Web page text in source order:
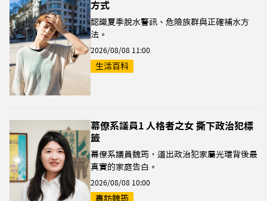
方式
認識夏季脫水警訊、危險族群與正確補水方
法。
2026/08/08 11:00
生活百科
幕僚系議員1 人格者之女 撕下政治犯標
籤
幕僚系議員魏筠，道出政治犯家屬光環背後最
真實的家庭告白。
2026/08/08 10:00
專訪魏筠